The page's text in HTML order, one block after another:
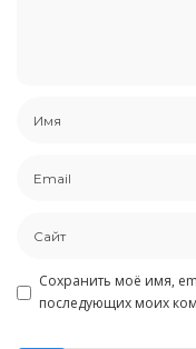
Сохранить моё имя,
последующих моих